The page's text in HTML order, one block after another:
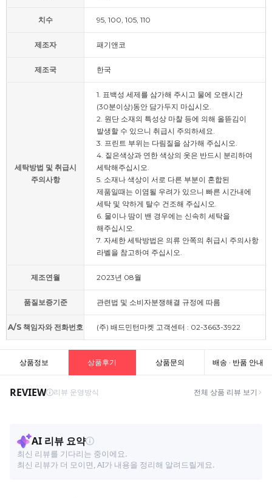
치수 95, 100, 105, 110
제조자 패기앤코
제조국 한국
세탁방법 및 취급시
주의사항
1. 표백성 세제를 삼가해 주시고 물에 오랜시간
(30분이상)동안 담가두지 마십시오.
2. 원단 소재의 특성상 마찰 등에 의해 올뜯김이
발생할 수 있으니 취급시 주의하세요.
3. 프린트 부위는 다림질을 삼가해 주십시오.
4. 짙은색상과 연한 색상의 옷은 반드시 분리하여
세탁해주십시오.
5. 소재나 색상이 서로 다른 부분이 혼합된
제품일때는 이염될 우려가 있으니 빠른 시간내에
세탁 및 약하게 탈수 건조해 주십시오.
6. 물이나 땀이 밴 경우에는 신속히 세탁을
해주십시오.
7. 자세한 세탁방법은 의류 안쪽의 취급시 주의사항
라벨을 참고하여 주십시오.
제조연월 2023년 08월
품질보증기준 관련법 및 소비자분쟁해결 규정에 따름
A/S 책임자와 전화번호 (주) 배드민턴마켓 고객센터 : 02-3663-3922
상품정보 상품후기 상품문의 배송 · 반품 안내